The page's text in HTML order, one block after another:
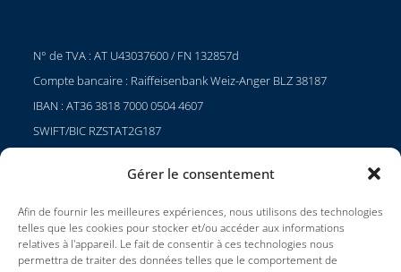
Gérer le consentement
Afin de fournir les meilleures expériences, nous utilisons des technologies
telles que les cookies pour stocker et/ou accéder aux informations
relatives à l'appareil. Le fait de consentir à ces technologies nous
permettra de traiter des données telles que le comportement de
N° de TVA : AT U43037600 / FN 132857d
Compte bancaire : Raiffeisenbank Weiz-Anger BLZ 38187
IBAN : AT36 3818 7000 0504 4607
SWIFT/BIC RZSTAT2G187
Projets
Carrières
Conditions d'utilisation